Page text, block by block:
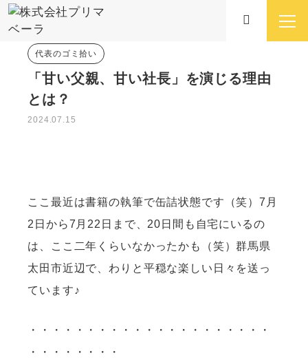
代表のゴミ拾い
「甘い父親、甘い社長」を演じる理由
とは？
2024.07.15
ここ最近は書籍の執筆で缶詰状態です（笑）7月
2日から7月22日まで、20日間も自宅にいるの
は、ここ二年くらいなかったかも（笑）群馬県
太田市近辺で、わりと平穏な楽しい日々を送っ
ています♪
・・・・・・・・・・・・・・・・・・・・・
・・・・・・・・